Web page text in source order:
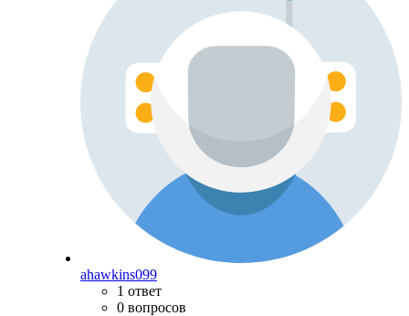
ahawkins099
1 ответ
0 вопросов